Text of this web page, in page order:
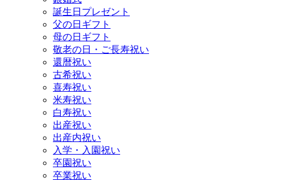
誕生日プレゼント
父の日ギフト
母の日ギフト
敬老の日・ご長寿祝い
還暦祝い
古希祝い
喜寿祝い
米寿祝い
白寿祝い
出産祝い
出産内祝い
入学・入園祝い
卒園祝い
卒業祝い